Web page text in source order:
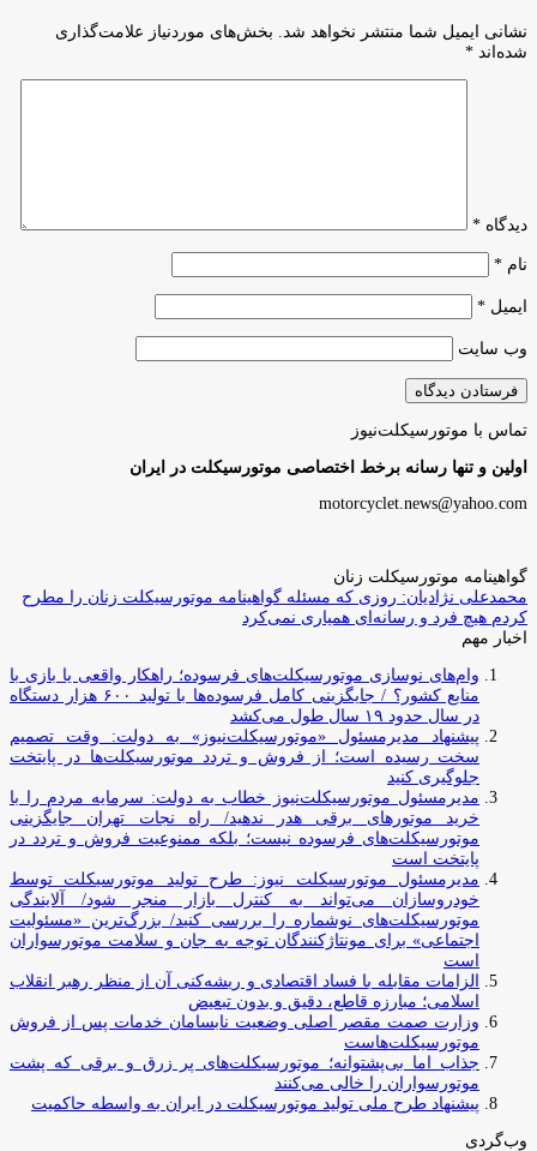
نشانی ایمیل شما منتشر نخواهد شد.
بخش‌های موردنیاز علامت‌گذاری
شده‌اند *
دیدگاه *
نام *
ایمیل *
وب‌ سایت
تماس با موتورسیکلت‌نیوز
اولین و تنها رسانه برخط اختصاصی موتورسیکلت در ایران
motorcyclet.news@yahoo.com
گواهینامه موتورسیکلت زنان
محمدعلی نژادیان: روزی که مسئله گواهینامه موتورسیکلت زنان را مطرح
کردم هیچ فرد و رسانه‌ای همیاری نمی‌کرد
اخبار مهم
وام‌های نوسازی موتورسیکلت‌های فرسوده؛ راهکار واقعی یا بازی با
منابع کشور؟ / جایگزینی کامل فرسوده‌ها با تولید ۶۰۰ هزار دستگاه
در سال حدود ۱۹ سال طول می‌کشد
پیشنهاد مدیرمسئول «موتورسیکلت‌نیوز» به دولت: وقت تصمیم
سخت رسیده است؛ از فروش و تردد موتورسیکلت‌ها در پایتخت
جلوگیری کنید
مدیرمسئول موتورسیکلت‌نیوز خطاب به دولت: سرمایه مردم را با
خرید موتورهای برقی هدر ندهید/ راه نجات تهران جایگزینی
موتورسیکلت‌های فرسوده نیست؛ بلکه ممنوعیت فروش و تردد در
پایتخت است
مدیرمسئول موتورسیکلت نیوز: طرح تولید موتورسیکلت توسط
خودروسازان می‌تواند به کنترل بازار منجر شود/ آلایندگی
موتورسیکلت‌های نوشماره را بررسی کنید/ بزرگ‌ترین «مسئولیت
اجتماعی» برای مونتاژکنندگان توجه به جان و سلامت موتورسواران
است
الزامات مقابله با فساد اقتصادی و ریشه‌کنی آن از منظر رهبر انقلاب
اسلامی؛ مبارزه قاطع، دقیق و بدون تبعیض
وزارت صمت مقصر اصلی وضعیت نابسامان خدمات پس از فروش
موتورسیکلت‌هاست
جذاب اما بی‌پشتوانه؛ موتورسیکلت‌های پر زرق‌ و برقی که پشت
موتورسواران را خالی می‌کنند
پیشنهاد طرح ملی تولید موتورسیکلت در ایران به واسطه حاکمیت
وب‌گردی